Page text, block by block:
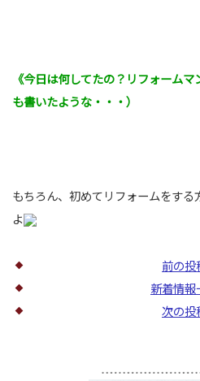
《今日は何してたの？リフォームマ
も書いたような・・・）
もちろん、初めてリフォームをす
よ
前の投
新着情報
次の投